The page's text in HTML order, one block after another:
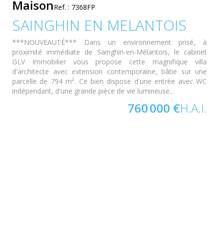
MaisonRef. : 7368FP
SAINGHIN EN MELANTOIS
***NOUVEAUTÉ*** Dans un environnement prisé, à
proximité immédiate de Sainghin-en-Mélantois, le cabinet
GLV Immobilier vous propose cette magnifique villa
d'architecte avec extension contemporaine, bâtie sur une
parcelle de 794 m². Ce bien dispose d'une entrée avec WC
indépendant, d'une grande pièce de vie lumineuse...
760 000 €H.A.I.